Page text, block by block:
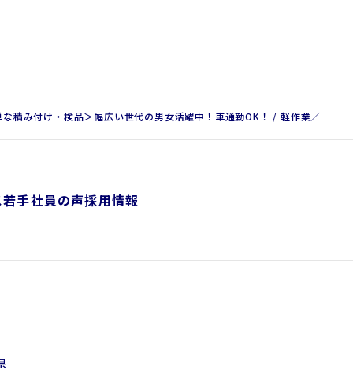
積み付け・検品＞幅広い世代の男女活躍中！車通勤OK！ / 軽作業／物流
若手社員の声採用情報